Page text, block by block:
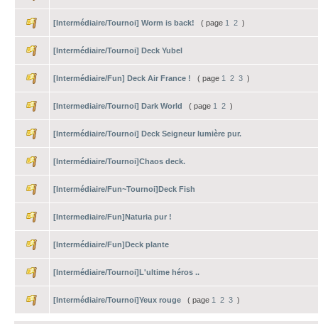
[Intermédiaire/Tournoi] Worm is back! ( page 1 2 )
[Intermédiaire/Tournoi] Deck Yubel
[Intermédiaire/Fun] Deck Air France ! ( page 1 2 3 )
[Intermediaire/Tournoi] Dark World ( page 1 2 )
[Intermédiaire/Tournoi] Deck Seigneur lumière pur.
[Intermédiaire/Tournoi]Chaos deck.
[Intermédiaire/Fun~Tournoi]Deck Fish
[Intermediaire/Fun]Naturia pur !
[Intermédiaire/Fun]Deck plante
[Intermédiaire/Tournoi]L'ultime héros ..
[Intermédiaire/Tournoi]Yeux rouge ( page 1 2 3 )